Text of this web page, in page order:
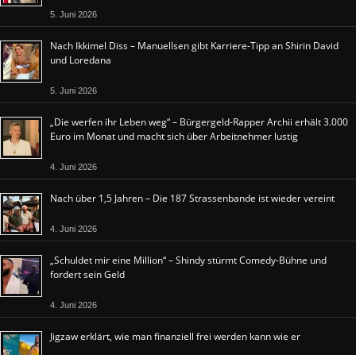
5. Juni 2026
Nach Ikkimel Diss – Manuellsen gibt Karriere-Tipp an Shirin David
und Loredana
5. Juni 2026
„Die werfen ihr Leben weg“ – Bürgergeld-Rapper Archii erhält 3.000
Euro im Monat und macht sich über Arbeitnehmer lustig
4. Juni 2026
Nach über 1,5 Jahren – Die 187 Strassenbande ist wieder vereint
4. Juni 2026
„Schuldet mir eine Million“ – Shindy stürmt Comedy-Bühne und
fordert sein Geld
4. Juni 2026
Jigzaw erklärt, wie man finanziell frei werden kann wie er